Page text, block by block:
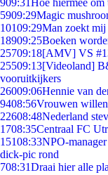
909:31Hoe hiermee om
5909:29Magic
10109:29Man zoekt mij
18909:25Boeken
25709:18[AMV] VS
25509:13[Videoland]
vooruitkijkers
26009:06Hennie van
9408:56Vrouwen willen
22608:48Nederland
1708:35Centraal FC
15108:33NPO-
dick-pic rond
708:31Draai hier alle